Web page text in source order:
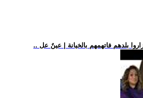
بلدهم فاتهمهم بالخيانة | عينٌ عل